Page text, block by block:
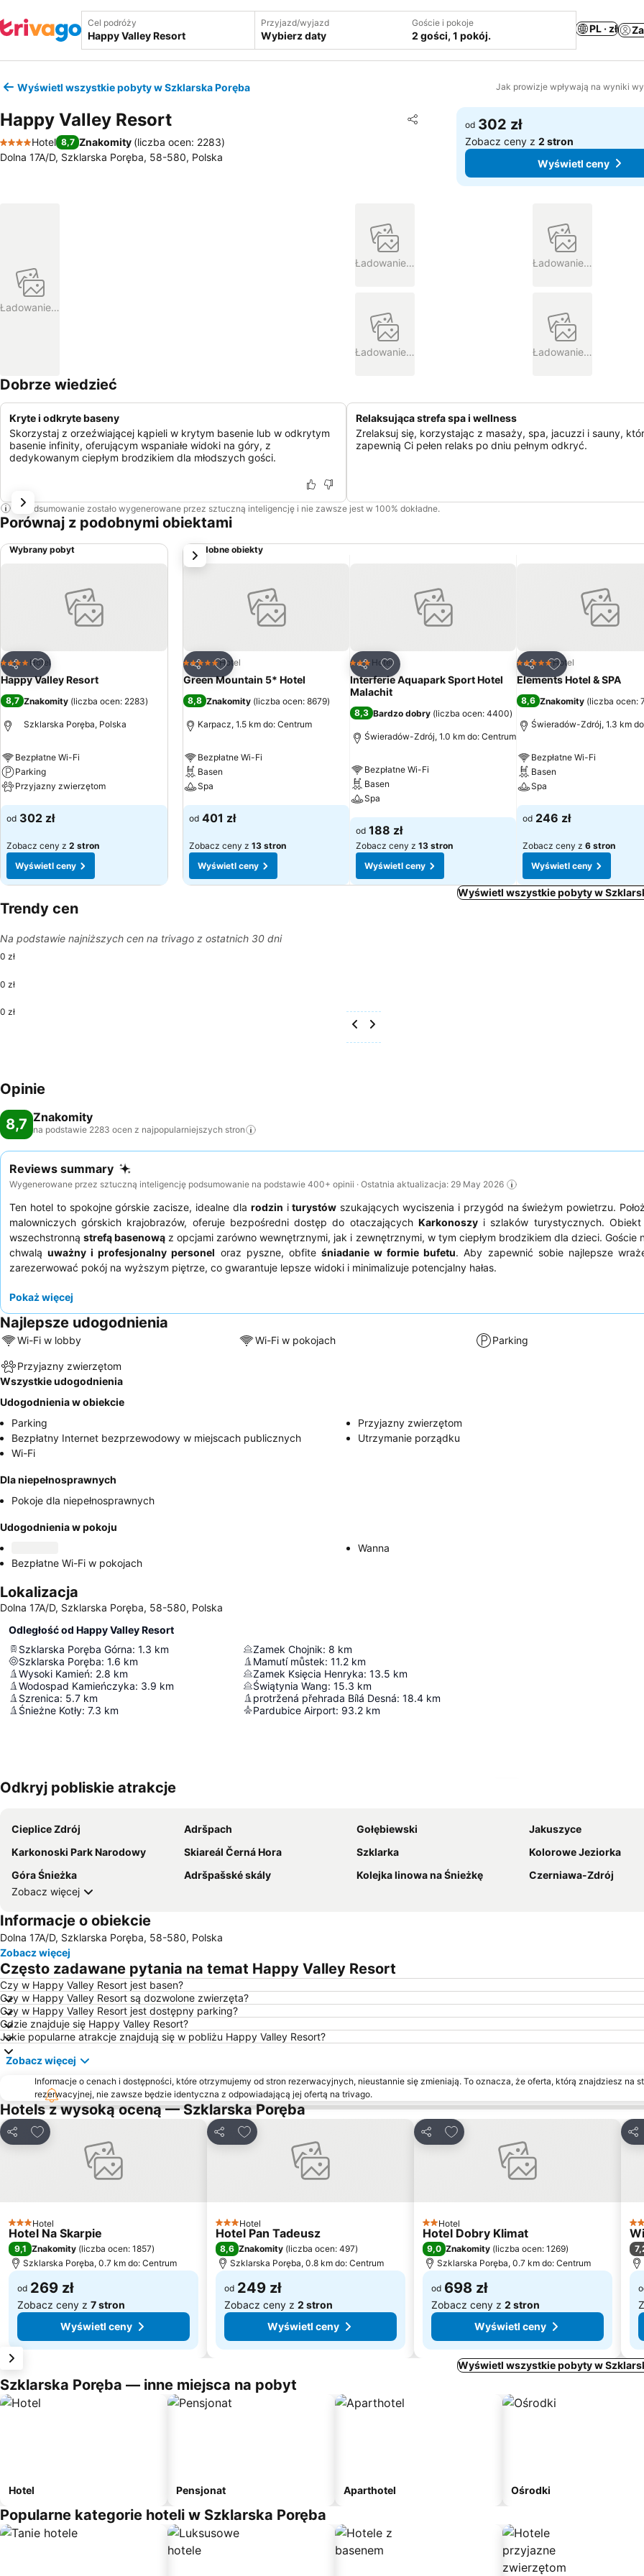
Cel podróży Przyjazd/wyjazd
Wybierz daty
Goście i pokoje
2 gości, 1 pokój.
PL · zł
Wyświetl wszystkie pobyty w Szklarska Poręba Jak prowizje wpływają na wyniki
Happy Valley Resort Udostępnij
Dodaj do ulubionych
4 Kategoria
Hotel 8,7 Znakomity (liczba ocen: 2283)
Dolna 17A/D, Szklarska Poręba, 58-580, Polska
od 302 zł
Zobacz ceny z2 stron
Wyświetl ceny
Ładowanie…
Ładowanie… Ładowanie…
Ładowanie… Ładowanie…
Dobrze wiedzieć
Kryte i odkryte baseny
Skorzystaj z orzeźwiającej kąpieli w krytym basenie lub w odkrytym
basenie infinity, oferującym wspaniałe widoki na góry, z
dedykowanym ciepłym brodzikiem dla młodszych gości.
Relaksująca strefa spa i wellness
Zrelaksuj się, korzystając z masaży, spa, jacuzzi i sauny,
zapewnią Ci pełen relaks po dniu pełnym odkryć.
To podsumowanie zostało wygenerowane przez sztuczną inteligencję i nie zawsze jest w 100% dokładne.
Porównaj z podobnymi obiektami
Wybrany pobyt
Udostępnij
Dodaj do ulubionych
4 Kategoria
Hotel
Happy Valley Resort
8,7 Znakomity (liczba ocen: 2283)
Szklarska Poręba, Polska
Bezpłatne Wi-Fi
Parking
Przyjazny zwierzętom
Wyświetl ceny
od 302 zł
Zobacz ceny z 2 stron
Wyświetl ceny
Podobne obiekty
Udostępnij
Dodaj do ulubionych
5 KategoriaHotel
Green Mountain 5* Hotel
8,8 Znakomity (liczba ocen: 8679)
Karpacz, 1.5 km do: Centrum
Bezpłatne Wi-Fi
Basen
Spa
Wyświetl ceny
od 401 zł
Zobacz ceny z 13 stron
Wyświetl ceny
Udostępnij
Dodaj do ulubionych
3 Kategoria
Hotel
Interferie Aquapark Sport Hotel
Malachit
8,3 Bardzo dobry (liczba ocen: 4400)
Świeradów-Zdrój, 1.0 km do: Centrum
Bezpłatne Wi-Fi
Basen
Spa
Wyświetl ceny
od 188 zł
Zobacz ceny z 13 stron
Wyświetl ceny
Udostępnij
Dodaj do
5 KategoriaHotel
Elements Hotel & SPA
8,6 Znakomity (liczba ocen:
Świeradów-Zdrój, 1.3 km
Bezpłatne Wi-Fi
Basen
Spa
Wyświetl ceny
od 246 zł
Zobacz ceny z 6 stron
Wyświetl ceny
Następny
Wyświetl wszystkie pobyty w
Trendy cen
Na podstawie najniższych cen na trivago z ostatnich 30 dni
0 zł
0 zł
0 zł
Opinie
8,7 Znakomity
na podstawie 2283 ocen z najpopularniejszych stron
Reviews summary
Wygenerowane przez sztuczną inteligencję podsumowanie na podstawie 400+ opinii · Ostatnia aktualizacja: 29 May 2026
Ten hotel to spokojne górskie zacisze, idealne dla rodzin iturystów szukających wyciszenia i przygód na świeżym powietrzu.
malowniczych górskich krajobrazów, oferuje bezpośredni dostęp do otaczających Karkonoszyi szlaków turystycznych. Obiekt
wszechstronnąstrefą basenową z opcjami zarówno wewnętrznymi, jak i zewnętrznymi, w tym ciepłym brodzikiem dla dzieci. Goście
chwaląuważny i profesjonalny personel oraz pyszne, obfite śniadanie w formie bufetu. Aby zapewnić sobie najlepsze
zarezerwować pokój na wyższym piętrze, co gwarantuje lepsze widoki i minimalizuje potencjalny hałas.
Pokaż więcej
Najlepsze udogodnienia
Wi-Fi w lobby Wi-Fi w pokojach Parking
Przyjazny zwierzętom
Wszystkie udogodnienia
Udogodnienia w obiekcie
Parking
Przyjazny zwierzętom
Bezpłatny Internet bezprzewodowy w miejscach publicznych
Utrzymanie porządku
Wi-Fi
Dla niepełnosprawnych
Pokoje dla niepełnosprawnych
Udogodnienia w pokoju
Wanna
Bezpłatne Wi-Fi w pokojach
Lokalizacja
Dolna 17A/D, Szklarska Poręba, 58-580, Polska
Odległość od Happy Valley Resort
Szklarska Poręba Górna: 1.3 km
Szklarska Poręba: 1.6 km
Wysoki Kamień: 2.8 km
Wodospad Kamieńczyka: 3.9 km
Szrenica: 5.7 km
Śnieżne Kotły: 7.3 km
Zamek Chojnik: 8 km
Mamutí můstek: 11.2 km
Zamek Księcia Henryka: 13.5 km
Świątynia Wang: 15.3 km
protržená přehrada Bílá Desná: 18.4 km
Pardubice Airport: 93.2 km
Odkryj pobliskie atrakcje
Cieplice Zdrój Adršpach Gołębiewski
Jakuszyce
Karkonoski Park Narodowy
Skiareál Černá Hora Szklarka
Kolorowe Jeziorka
Góra Śnieżka
Adršpašské skály Kolejka linowa na Śnieżkę
Czerniawa-Zdrój
Zobacz więcej
Informacje o obiekcie
Dolna 17A/D, Szklarska Poręba, 58-580, Polska
Zobacz więcej
Często zadawane pytania na temat Happy Valley Resort
Czy w Happy Valley Resort jest basen?
Czy w Happy Valley Resort są dozwolone zwierzęta?
Czy w Happy Valley Resort jest dostępny parking?
Gdzie znajduje się Happy Valley Resort?
Jakie popularne atrakcje znajdują się w pobliżu Happy Valley Resort?
Zobacz więcej
Informacje o cenach i dostępności, które otrzymujemy od stron rezerwacyjnych, nieustannie się zmieniają. To oznacza, że oferta, którą znajdziesz na
rezerwacyjnej, nie zawsze będzie identyczna z odpowiadającą jej ofertą na trivago.
Hotels z wysoką oceną — Szklarska Poręba
Udostępnij
Dodaj do ulubionych
3 Kategoria
Hotel
Hotel Na Skarpie
9,1 Znakomity (liczba ocen: 1857)
Szklarska Poręba, 0.7 km do: Centrum
od 269 zł
Zobacz ceny z 7 stron
Wyświetl ceny
Udostępnij
Dodaj do ulubionych
3 Kategoria
Hotel
Hotel Pan Tadeusz
8,6 Znakomity (liczba ocen: 497)
Szklarska Poręba, 0.8 km do: Centrum
od 249 zł
Zobacz ceny z 2 stron
Wyświetl ceny
Udostępnij
Dodaj do ulubionych
2 Kategoria
Hotel
Hotel Dobry Klimat
9,0 Znakomity (liczba ocen: 1269)
Szklarska Poręba, 0.7 km do: Centrum
od 698 zł
Zobacz ceny z 2 stron
Wyświetl ceny
3
Wyświetl wszystkie pobyty w
Szklarska Poręba — inne miejsca na pobyt
Hotel Pensjonat Aparthotel Ośrodki
Popularne kategorie hoteli w Szklarska Poręba